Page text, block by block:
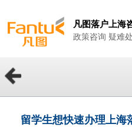
凡图落户上海
政策咨询 疑难
留学生想快速办理上海